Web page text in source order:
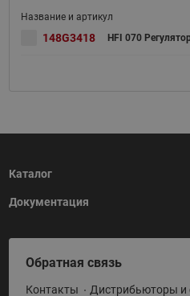
148G3418 HFI 070
Каталог
Тепловая автоматика
Холодильная техника
Приводная техника
Промышленная автоматика
Документация
HeatPlatform (Тепловая
Полезные программы и
Условия поставки
Обратная связь
Контакты Дистрибьюторы и